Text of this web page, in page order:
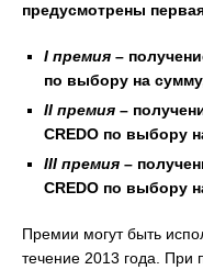
предусмотрены
I премия –
по выбору на
II премия –
CREDO по выбору
III премия –
CREDO по выбору
Премии могут быть
течение 2013 года. При